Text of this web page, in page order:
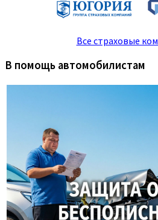
Все страховые
В помощь автомобилистам